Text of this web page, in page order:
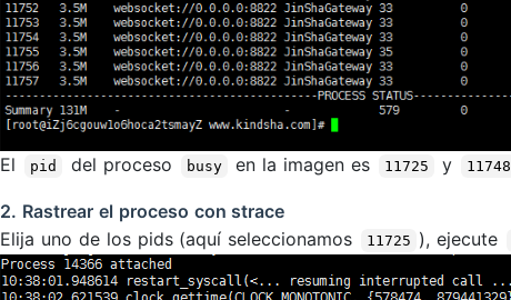
El pid del proceso busy en la imagen es 11725 y 11748
2. Rastrear el proceso con strace
Elija uno de los pids (aquí seleccionamos
11725 ), ejecute